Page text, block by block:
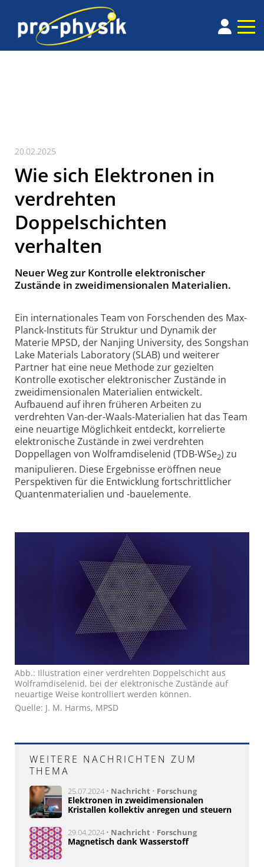
20.02.2025
Wie sich Elektronen in
verdrehten
Doppelschichten
verhalten
Neuer Weg zur Kontrolle elektronischer
Zustände in zweidimensionalen Materialien.
Ein internationales Team von Forschenden des Max-
Planck-Instituts für Struktur und Dynamik der
Materie MPSD, der Nanjing University, des Songshan
Lake Materials Laboratory (SLAB) und weiterer
Partner hat eine neue Methode zur gezielten
Kontrolle exotischer elektronischer Zustände in
zweidimensionalen Materialien entwickelt.
Aufbauend auf ihren früheren Arbeiten zu
verdrehten Van-der-Waals-Materialien hat das Team
eine neuartige Möglichkeit entdeckt, korrelierte
elektronische Zustände in zwei verdrehten
Doppellagen von Wolframdiselenid (TDB-WSe2) zu
manipulieren. Diese Ergebnisse eröffnen neue
Perspektiven für die Entwicklung fortschrittlicher
Quantenmaterialien und -bauelemente.
Abb.: Illustration einer verdrehten Doppelschicht aus
Wolframdiselenid, bei der elektronische Zustände auf
neuartige Weise kontrolliert werden können.
Quelle: J. M. Harms, MPSD
WEITERE NACHRICHTEN ZUM
THEMA
25.07.2024 • Nachricht • Forschung
Elektronen in zweidimensionalen
Kristallen kollektiv anregen und steuern
29.04.2024 • Nachricht • Forschung
Magnetisch dank Wasserstoff